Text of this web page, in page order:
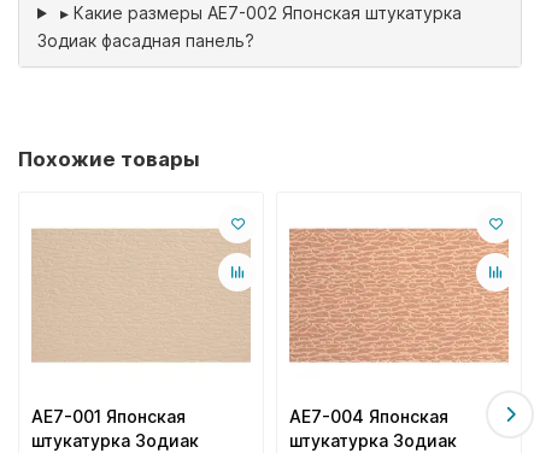
▸ Какие размеры AE7-002 Японская штукатурка
Зодиак фасадная панель?
Похожие товары
AE7-001 Японская
штукатурка Зодиак
AE7-004 Японская
штукатурка Зодиак